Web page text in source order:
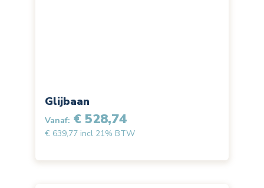
Glijbaan
Vanaf: € 528,74
€ 639,77 incl 21% BTW